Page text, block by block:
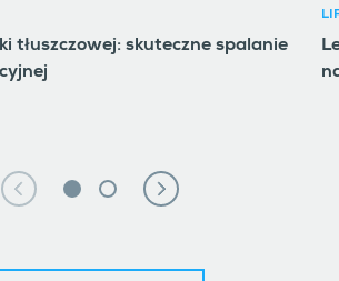
tłuszczowej: skuteczne spalanie